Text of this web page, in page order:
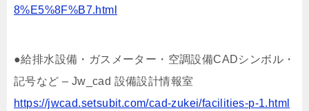
8%E5%8F%B7.html
●給排水設備・ガスメーター・空調設備CADシンボル・
記号など – Jw_cad 設備設計情報室
https://jwcad.setsubit.com/cad-zukei/facilities-p-1.html